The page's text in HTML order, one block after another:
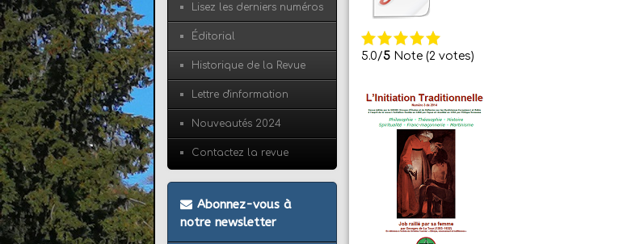
5.0/5 Note (2 votes)
Lisez les derniers numéros
Éditorial
Historique de la Revue
Lettre d'information
Nouveautés 2024
Contactez la revue
Abonnez-vous à
notre newsletter